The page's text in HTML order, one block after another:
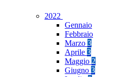
2022
Gennaio
Febbraio
Marzo 3
Aprile 3
Maggio 2
Giugno 3